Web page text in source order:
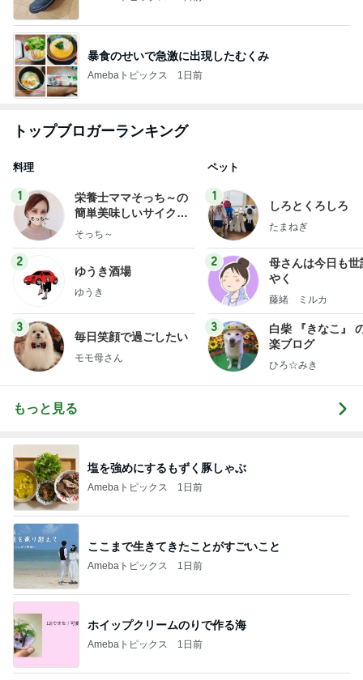
暴食のせいで急激に出現したむくみ
Amebaトピックス 1日前
トップブロガーランキング
料理
1
栄養士ママそっち～の
簡単美味しいサイクル
献立
そっち～
2
ゆうき酒場
ゆうき
3
毎日笑顔で過ごしたい
モモ母さん
ペット
1
しろとくろしろ
たまねぎ
2
母さんは今日も世
やく
藤緒 ミルカ
3
白柴 『きなこ』
楽ブログ
ひろ☆みき
もっと見る
塩を強めにするもずく豚しゃぶ
Amebaトピックス 1日前
ここまで生きてきたことがすごいこと
Amebaトピックス 1日前
ホイップクリームのりで作る海
Amebaトピックス 1日前